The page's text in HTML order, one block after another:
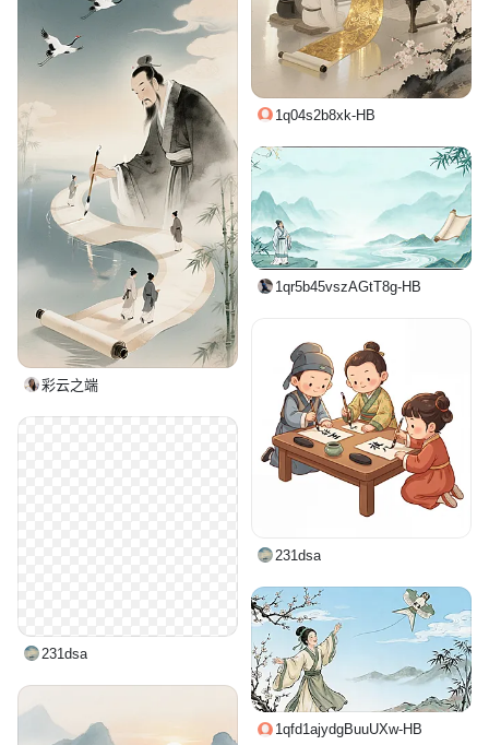
1q04s2b8xk-HB
彩云之端
1qr5b45vszAGtT8g-HB
231dsa
231dsa
1qfd1ajydgBuuUXw-HB